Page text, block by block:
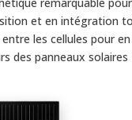
et en intégration
les cellules pour
des panneaux solaires